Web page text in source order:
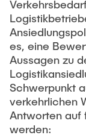
es, eine
Aussagen zu
Schwerpunkt
verkehrlichen
Antworten auf
werden: